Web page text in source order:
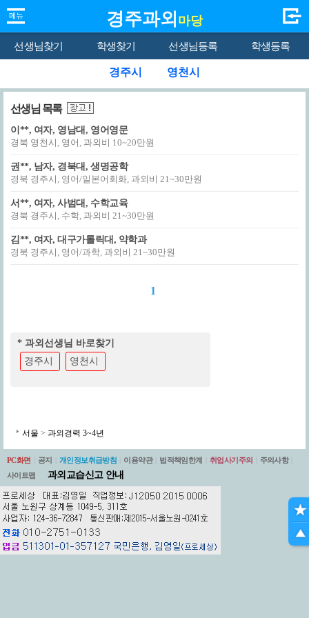
경주과외 마당
선생님찾기 학생찾기 선생님등록 학생등록
경주시 영천시
선생님 목록
이**, 여자, 영남대, 영어영문
경북 영천시, 영어, 과외비 10~20만원
권**, 남자, 경북대, 생명공학
경북 경주시, 영어/일본어회화, 과외비 21~30만원
서**, 여자, 사범대, 수학교육
경북 경주시, 수학, 과외비 21~30만원
김**, 여자, 대구가톨릭대, 약학과
경북 경주시, 영어/과학, 과외비 21~30만원
1
* 과외선생님 바로찾기
경주시
영천시
서울 > 과외경력 3~4년
PC화면 공지 개인정보취급방침 이용약관 법적책임한계 취업사기주의 주의사항
사이트맵
과외교습신고 안내